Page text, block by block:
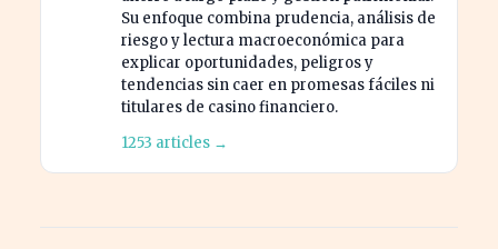
Su enfoque combina prudencia, análisis de
riesgo y lectura macroeconómica para
explicar oportunidades, peligros y
tendencias sin caer en promesas fáciles ni
titulares de casino financiero.
1253 articles →